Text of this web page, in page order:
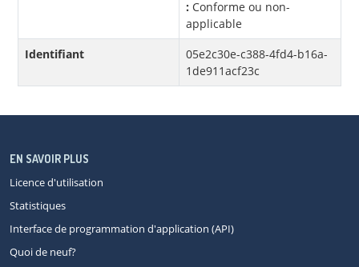
: Conforme ou non-
applicable
Identifiant
05e2c30e-c388-4fd4-b16a-
1de911acf23c
EN SAVOIR PLUS
Licence d'utilisation
Statistiques
Interface de programmation d'application (API)
Quoi de neuf?